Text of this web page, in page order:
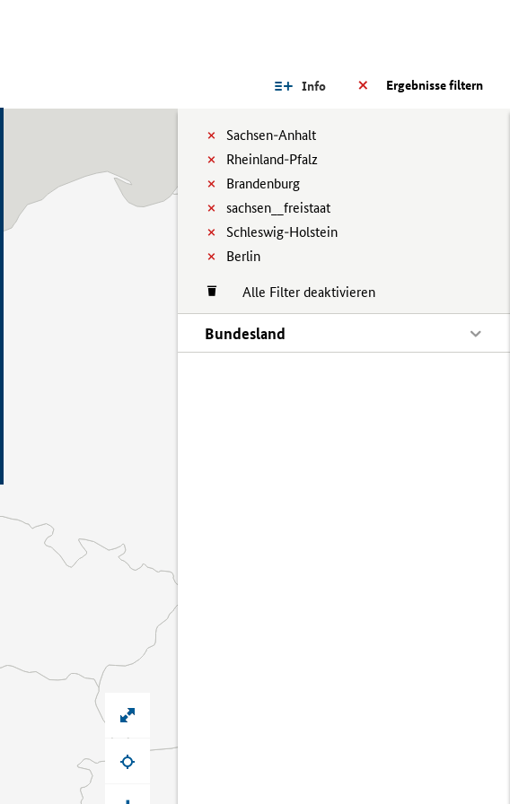
Ergebnisse filtern
Info
Sachsen-Anhalt
Rheinland-Pfalz
Brandenburg
sachsen__freistaat
Schleswig-Holstein
Berlin
Alle Filter deaktivieren
Bundesland